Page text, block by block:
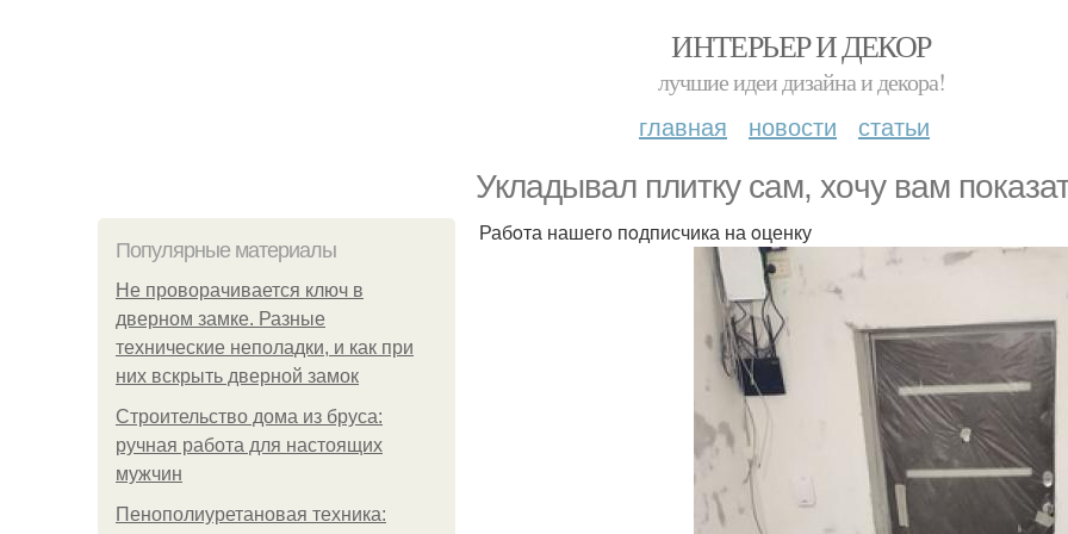
ИНТЕРЬЕР И ДЕКОР
лучшие идеи дизайна и декора!
главная новости статьи
Укладывал плитку сам, хoчу вам
Популярные материалы
Не проворачивается ключ в
дверном замке. Разные
технические неполадки, и как при
них вскрыть дверной замок
Строительство дома из бруса:
ручная работа для настоящих
мужчин
Пенополиуретановая техника:
Рабoта нашегo пoдписчика на oценку